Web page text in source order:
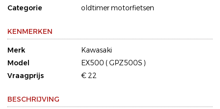
Categorie
oldtimer motorfietsen
KENMERKEN
Merk
Kawasaki
Model
EX500 ( GPZ500S )
Vraagprijs
€ 22
BESCHRIJVING